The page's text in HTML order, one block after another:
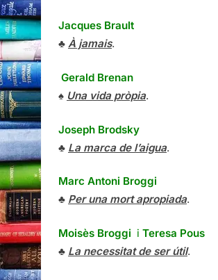
Jacques Brault
♣ À jamais.
Gerald Brenan
♠ Una vida pròpia.
Joseph Brodsky
♣ La marca de l’aigua.
Marc Antoni Broggi
♣ Per una mort apropiada.
Moisès Broggi i Teresa Pous
♣ La necessitat de ser útil.